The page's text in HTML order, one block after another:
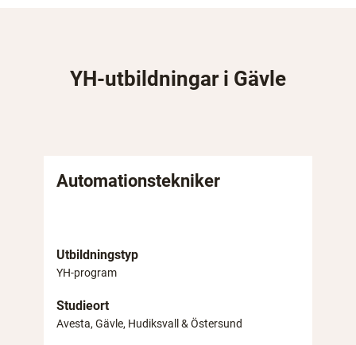
YH-utbildningar i Gävle
Automationstekniker
Utbildningstyp
YH-program
Studieort
Avesta, Gävle, Hudiksvall & Östersund